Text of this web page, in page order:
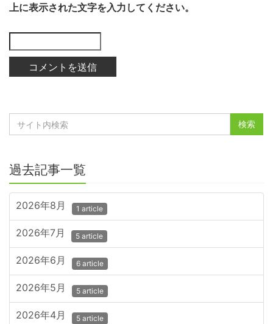
上に表示された文字を入力してください。
過去記事一覧
2026年8月 1 article
2026年7月 5 article
2026年6月 6 article
2026年5月 5 article
2026年4月 5 article